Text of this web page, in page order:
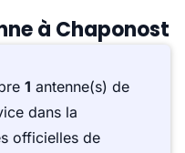
à Chaponost
1 antenne(s) de
dans la
officielles de